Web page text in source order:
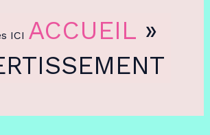
ICI ACCUEIL»